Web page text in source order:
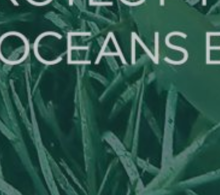
These cookies are used to store information about the
preferences and personal choices of the user through the
continuous observation of their browsing habits. Thanks to
them, we can know the browsing habits on the website and
display advertising related to the user's browsing profile.